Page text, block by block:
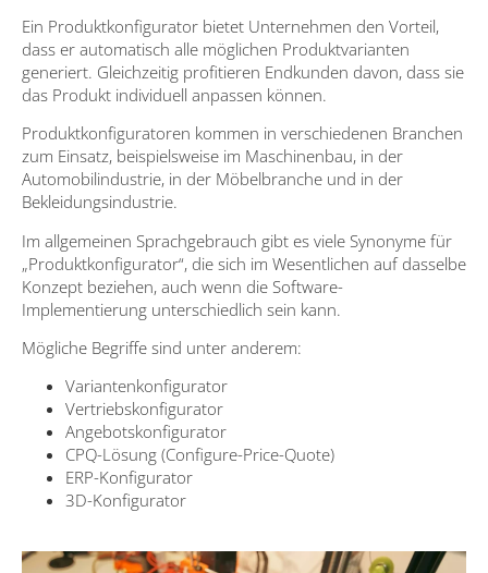
Ein Produktkonfigurator bietet Unternehmen den Vorteil,
dass er automatisch alle möglichen Produktvarianten
generiert. Gleichzeitig profitieren Endkunden davon, dass sie
das Produkt individuell anpassen können.
Produktkonfiguratoren kommen in verschiedenen Branchen
zum Einsatz, beispielsweise im Maschinenbau, in der
Automobilindustrie, in der Möbelbranche und in der
Bekleidungsindustrie.
Im allgemeinen Sprachgebrauch gibt es viele Synonyme für
„Produktkonfigurator“, die sich im Wesentlichen auf dasselbe
Konzept beziehen, auch wenn die Software-
Implementierung unterschiedlich sein kann.
Mögliche Begriffe sind unter anderem:
Variantenkonfigurator
Vertriebskonfigurator
Angebotskonfigurator
CPQ-Lösung (Configure-Price-Quote)
ERP-Konfigurator
3D-Konfigurator